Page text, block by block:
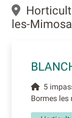
les-
5
Bormes les